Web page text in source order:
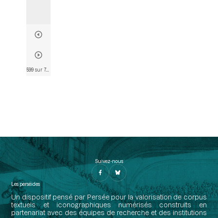
Suivez-nous
Les perséides
Un dispositif pensé par Persée pour la valorisation de corpus
textuels et iconographiques numérisés construits en
partenariat avec des équipes de recherche et des institutions